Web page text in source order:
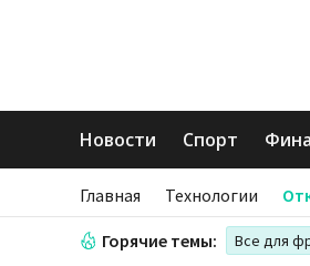
Новости Спорт
Главная Технологии
Горячие темы: Все для